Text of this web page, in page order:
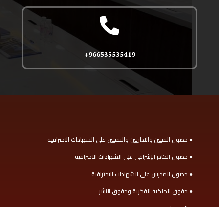

966535535419+
● حصول الفنيين والاداريين والتقنيين على الشهادات الاحترافية
● حصول الكادر الإشرافي على الشهادات الاحترافية
● حصول المدربين على الشهادات الاحترافية
● حقوق الملكية الفكرية وحقوق النشر